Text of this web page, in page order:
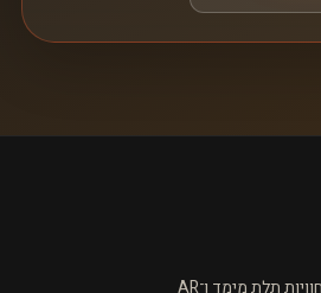
123D הופכת תמונות מוצר לחוויות תלת מימד ו־AR